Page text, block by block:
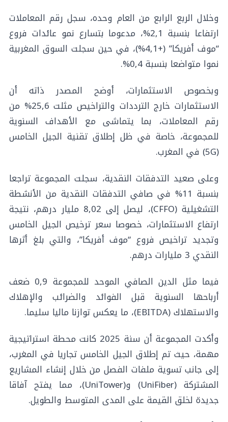
وخلال الربع الرابع من العام وحده، سجل رقم المعاملات
ارتفاعا بنسبة 2,1%، مدعوما بتسارع نمو عائدات فروع
“موف أفريكا” (+4,1%)، في حين سجلت السوق المغربية
نموا متواضعا بنسبة 0,4%.
وبخصوص الاستثمارات، أوضح المصدر ذاته أن
الاستثمارات خارج الترددات والتراخيص مثلت 25,6% من
رقم المعاملات، بما يتماشى مع الأهداف السنوية
للمجموعة، خاصة في ظل إطلاق تقنية الجيل الخامس
(5G) في المغرب.
وعلى صعيد التدفقات النقدية، سجلت المجموعة تراجعا
بنسبة 11% في صافي التدفقات النقدية من الأنشطة
التشغيلية (CFFO)، ليصل إلى 8,02 مليار درهم، نتيجة
ارتفاع الاستثمارات، خصوصا سعر ترخيص الجيل الخامس
وتجديد تراخيص فروع “موف أفريكا”، والتي بلغ أثرها
النقدي 3 مليارات درهم.
فيما مثل الدين الصافي الموحد للمجموعة 0,9 ضعف
أرباحها السنوية قبل الفوائد والضرائب والإهلاك
والاستهلاك (EBITDA)، ما يعكس توازنا ماليا سليما.
وأكدت المجموعة أن سنة 2025 كانت محطة استراتيجية
مهمة، حيث تم إطلاق الجيل الخامس تجاريا في المغرب،
إلى جانب تسوية ملفات الفصل من خلال إنشاء المشاريع
المشتركة (UniFiber) و(UniTower)، مما يفتح آفاقا
جديدة لخلق القيمة على المدى المتوسط والطويل.